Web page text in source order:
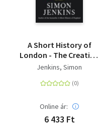
A Short History of
London - The Creation
of a World Capital
Jenkins, Simon
Online ár:
6 433 Ft